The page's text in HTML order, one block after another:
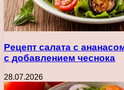
Рецепт салата с
с добавлением чеснока
28.07.2026